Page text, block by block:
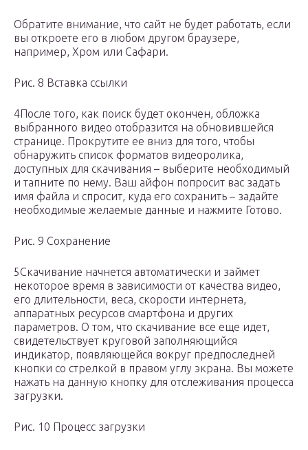
Обратите внимание, что сайт не будет работать, если
вы откроете его в любом другом браузере,
например, Хром или Сафари.
Рис. 8 Вставка ссылки
4После того, как поиск будет окончен, обложка
выбранного видео отобразится на обновившейся
странице. Прокрутите ее вниз для того, чтобы
обнаружить список форматов видеоролика,
доступных для скачивания – выберите необходимый
и тапните по нему. Ваш айфон попросит вас задать
имя файла и спросит, куда его сохранить – задайте
необходимые желаемые данные и нажмите Готово.
Рис. 9 Сохранение
5Скачивание начнется автоматически и займет
некоторое время в зависимости от качества видео,
его длительности, веса, скорости интернета,
аппаратных ресурсов смартфона и других
параметров. О том, что скачивание все еще идет,
свидетельствует круговой заполняющийся
индикатор, появляющейся вокруг предпоследней
кнопки со стрелкой в правом углу экрана. Вы можете
нажать на данную кнопку для отслеживания процесса
загрузки.
Рис. 10 Процесс загрузки